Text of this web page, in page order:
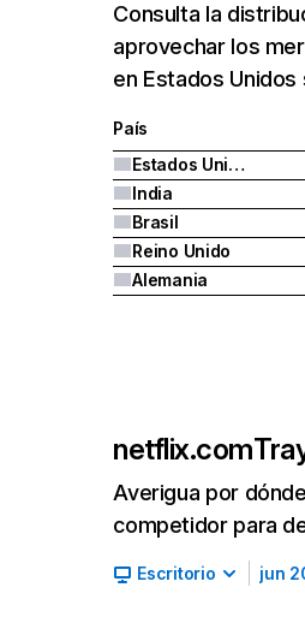
Consulta la
aprovechar los
en Estados Unidos
País
Estados Unidos
India
Brasil
Reino Unido
Alemania
netflix.com
Averigua por
competidor para
Escritorio jun